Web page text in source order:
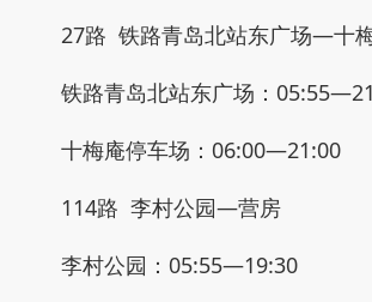
27路 铁路青岛北站东广场—十
铁路青岛北站东广场：
十梅庵停车场：06:00—21:00
114路 李村公园—营房
李村公园：05:55—19:30